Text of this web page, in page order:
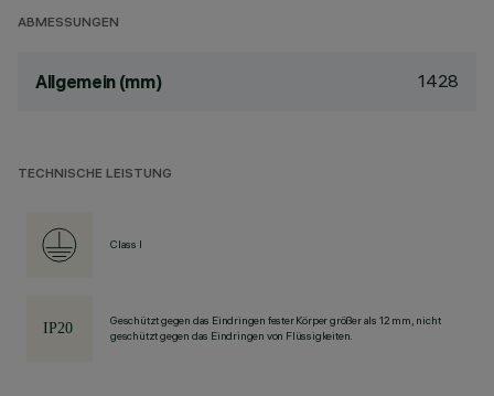
ABMESSUNGEN
Allgemein (mm) 1428
TECHNISCHE LEISTUNG
Class I
Geschützt gegen das Eindringen fester Körper größer als 12 mm, nicht
geschützt gegen das Eindringen von Flüssigkeiten.